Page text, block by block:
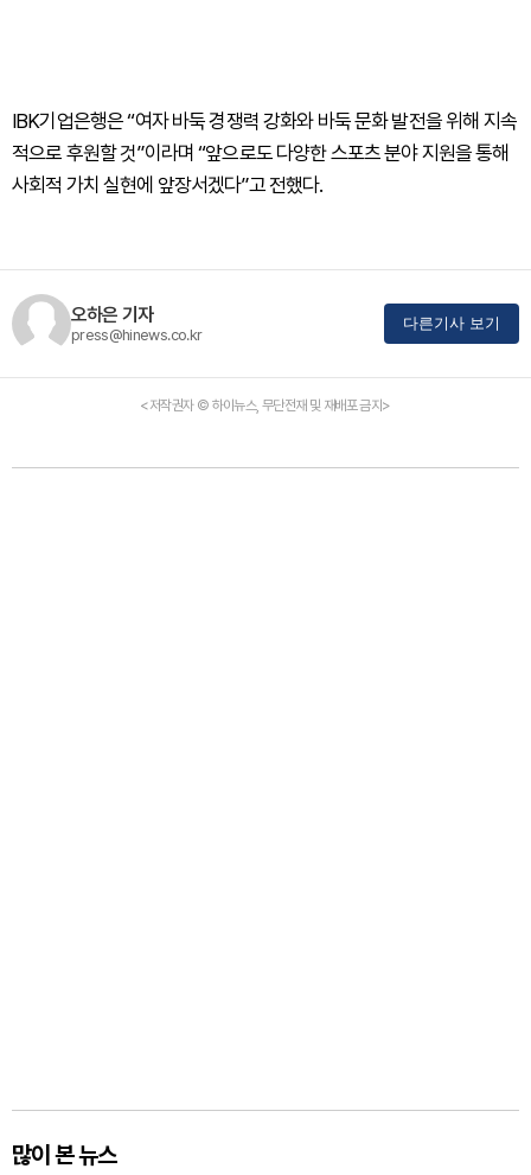
IBK기업은행은 “여자 바둑 경쟁력 강화와 바둑 문화 발전을 위해 지속
적으로 후원할 것”이라며 “앞으로도 다양한 스포츠 분야 지원을 통해
사회적 가치 실현에 앞장서겠다”고 전했다.
오하은 기자
press@hinews.co.kr
다른기사 보기
<저작권자 © 하이뉴스, 무단전재 및 재배포 금지>
많이 본 뉴스